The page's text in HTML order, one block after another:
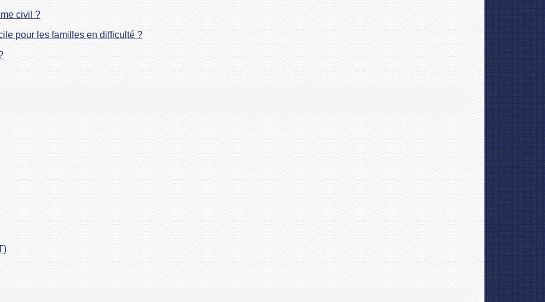
civil ?
pour les familles en difficulté ?